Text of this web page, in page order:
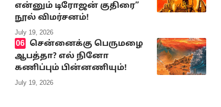
என்னும் டிரோஜன் குதிரை”
நூல் விமர்சனம்!
July 19, 2026
சென்னைக்கு பெருமழை
ஆபத்தா? எல் நினோ
கணிப்பும் பின்னணியும்!
July 19, 2026